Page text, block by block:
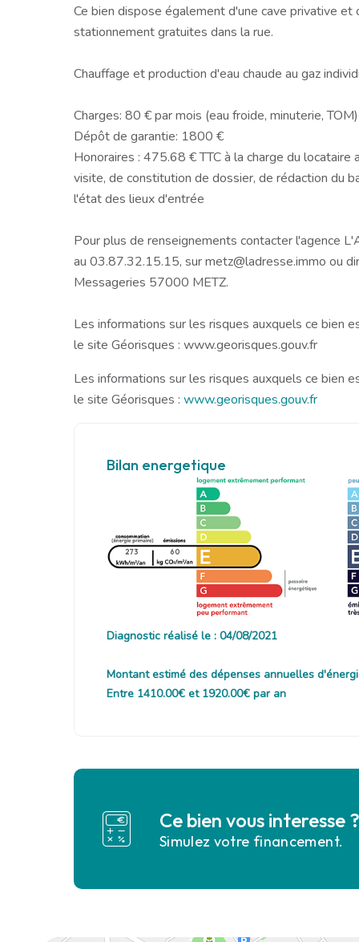
Ce bien dispose également d'une cave privative
stationnement gratuites dans la rue.
Chauffage et production d'eau chaude au gaz
Charges: 80 € par mois (eau froide, minuterie, TOM)
Dépôt de garantie: 1800 €
Honoraires : 475.68 € TTC à la charge du locataire
visite, de constitution de dossier, de rédaction du
l'état des lieux d'entrée
Pour plus de renseignements contacter l'agence
au 03.87.32.15.15, sur metz@ladresse.immo ou
Messageries 57000 METZ.
Les informations sur les risques auxquels ce bien
le site Géorisques : www.georisques.gouv.fr
Les informations sur les risques auxquels ce bien
le site Géorisques : www.georisques.gouv.fr
Bilan energetique
273 60
Diagnostic réalisé le : 04/08/2021
Montant estimé des dépenses annuelles
Entre 1410.00€ et 1920.00€ par an
Ce bien vous interesse ?
Simulez votre financement.